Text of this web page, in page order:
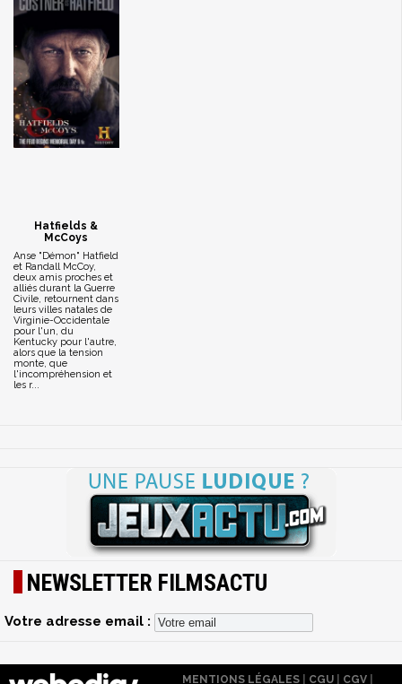
Hatfields &
McCoys
Anse "Démon" Hatfield
et Randall McCoy,
deux amis proches et
alliés durant la Guerre
Civile, retournent dans
leurs villes natales de
Virginie-Occidentale
pour l'un, du
Kentucky pour l'autre,
alors que la tension
monte, que
l'incompréhension et
les r...
NEWSLETTER FILMSACTU
Votre adresse email :
MENTIONS LÉGALES| CGU| CGV|